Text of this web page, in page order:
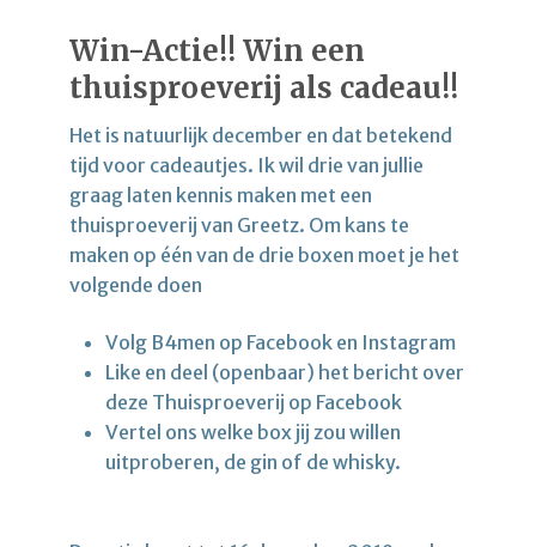
Win-Actie!! Win een
thuisproeverij als cadeau!!
Het is natuurlijk december en dat betekend
tijd voor cadeautjes. Ik wil drie van jullie
graag laten kennis maken met een
thuisproeverij van Greetz. Om kans te
maken op één van de drie boxen moet je het
volgende doen
Volg B4men op Facebook en Instagram
Like en deel (openbaar) het bericht over
deze Thuisproeverij op Facebook
Vertel ons welke box jij zou willen
uitproberen, de gin of de whisky.